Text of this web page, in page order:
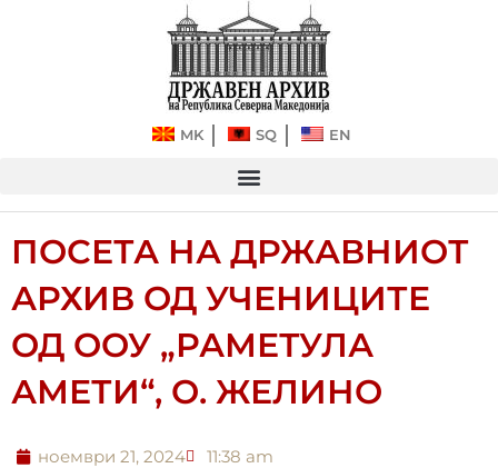
MK SQ EN
ПОСЕТА НА ДРЖАВНИОТ
АРХИВ ОД УЧЕНИЦИТЕ
ОД ООУ „РАМЕТУЛА
АМЕТИ“, О. ЖЕЛИНО
ноември 21, 2024 11:38 am